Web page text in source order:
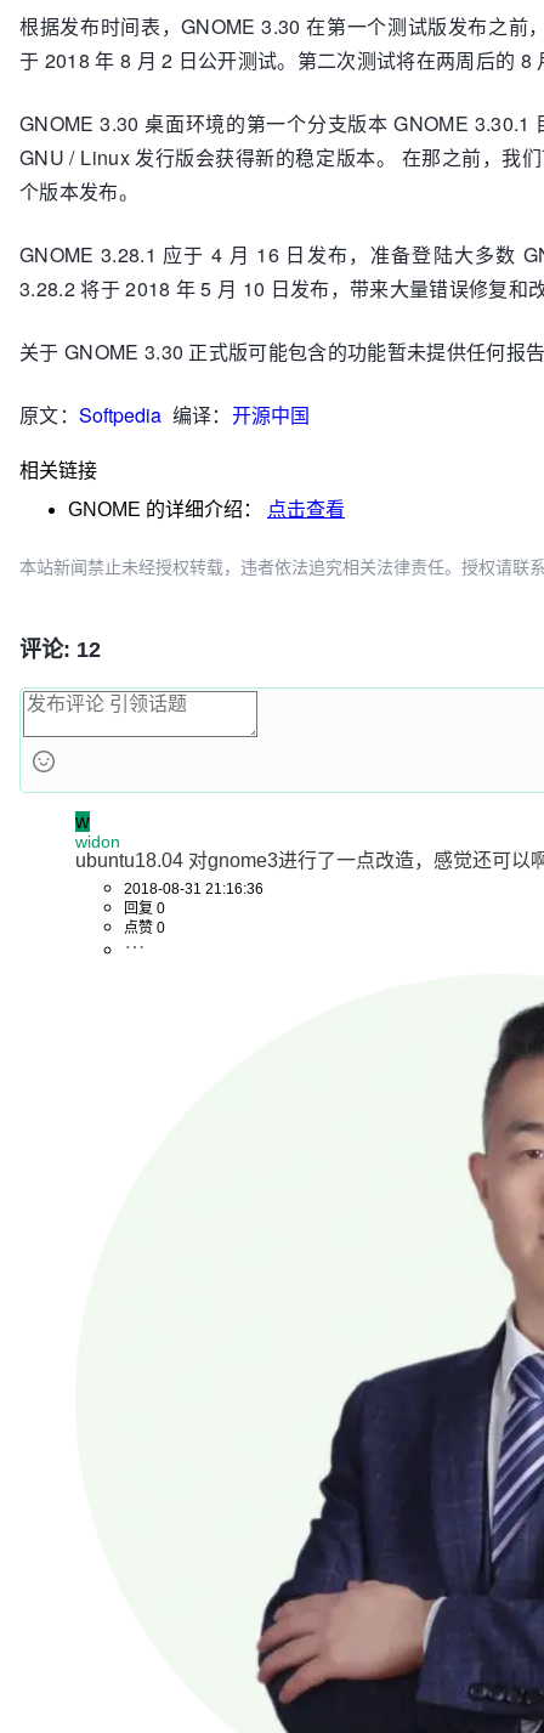
根据发布时间表，GNOME 3.30 在第一个测试版发布之前
于 2018 年 8 月 2 日公开测试。第二次测试将在两周后的 8
GNOME 3.30 桌面环境的第一个分支版本 GNOME
GNU / Linux 发行版会获得新的稳定版本。 在那之前，我
个版本发布。
GNOME 3.28.1 应于 4 月 16 日发布，准备登陆大多数
3.28.2 将于 2018 年 5 月 10 日发布，带来大量错误修复和
关于 GNOME 3.30 正式版可能包含的功能暂未提供任何报
原文： Softpedia编译： 开源中国
相关链接
GNOME 的详细介绍： 点击查看
本站新闻禁止未经授权转载，违者依法追究相关法律责任。授权请联
评论: 12
w
widon
ubuntu18.04 对gnome3进行了一点改造，感觉还可以
2018-08-31 21:16:36
回复 0
点赞 0